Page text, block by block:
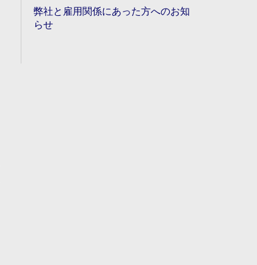
弊社と雇用関係にあった方へのお知
らせ